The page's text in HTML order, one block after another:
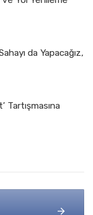
da Yapacağız,
Tartışmasına